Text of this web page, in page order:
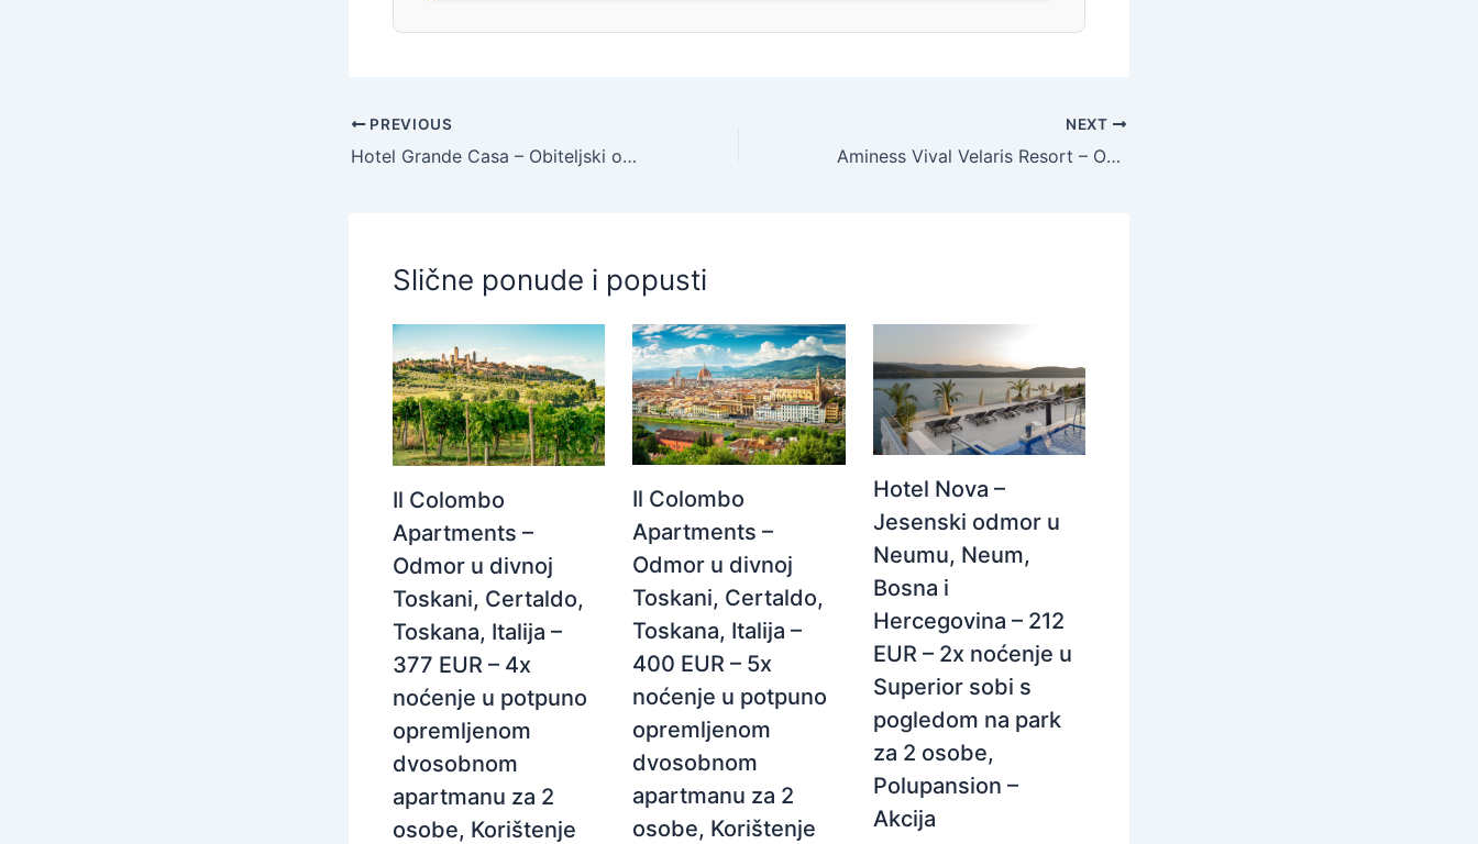
PREVIOUS
Hotel Grande Casa – Obiteljski odmor u Međugorju, Međugorje, Bosna i Hercegovina – 184 EUR – 2x noćenje u bungalovu s kuhinjom za 4 osobe, Cjelodnevna ulaznica za bazen – -25% popusta
NEXT
Aminess Vival Velaris Resort – Obiteljsko ljeto na Braču – Posebna akcija, Supetar, otok Brač, Dalmacija, Hrvatska – 1.149 EUR – 5x noćenje u dvokrevetnoj Superior sobi s balkonom (pogled park) za 2 osobe (1 dijete do 9,99 godina besplatno), Polupansion – Akcija
Slične ponude i popusti
Il Colombo
Apartments –
Odmor u divnoj
Toskani, Certaldo,
Toskana, Italija –
377 EUR – 4x
noćenje u potpuno
opremljenom
dvosobnom
apartmanu za 2
osobe, Korištenje
Il Colombo
Apartments –
Odmor u divnoj
Toskani, Certaldo,
Toskana, Italija –
400 EUR – 5x
noćenje u potpuno
opremljenom
dvosobnom
apartmanu za 2
osobe, Korištenje
Hotel Nova –
Jesenski odmor u
Neumu, Neum,
Bosna i
Hercegovina – 212
EUR – 2x noćenje u
Superior sobi s
pogledom na park
za 2 osobe,
Polupansion –
Akcija